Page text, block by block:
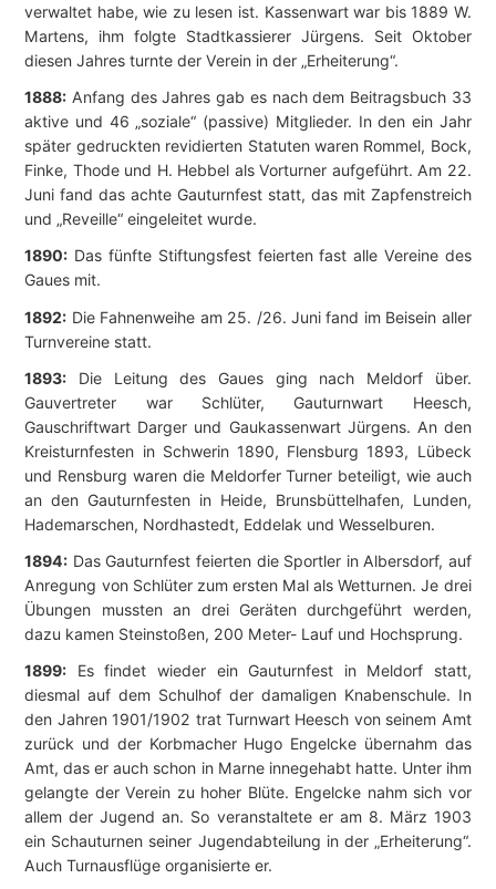
verwaltet habe, wie zu lesen ist. Kassenwart war bis 1889 W.
Martens, ihm folgte Stadtkassierer Jürgens. Seit Oktober
diesen Jahres turnte der Verein in der „Erheiterung“.
1888: Anfang des Jahres gab es nach dem Beitragsbuch 33
aktive und 46 „soziale“ (passive) Mitglieder. In den ein Jahr
später gedruckten revidierten Statuten waren Rommel, Bock,
Finke, Thode und H. Hebbel als Vorturner aufgeführt. Am 22.
Juni fand das achte Gauturnfest statt, das mit Zapfenstreich
und „Reveille“ eingeleitet wurde.
1890: Das fünfte Stiftungsfest feierten fast alle Vereine des
Gaues mit.
1892: Die Fahnenweihe am 25. /26. Juni fand im Beisein aller
Turnvereine statt.
1893: Die Leitung des Gaues ging nach Meldorf über.
Gauvertreter war Schlüter, Gauturnwart Heesch,
Gauschriftwart Darger und Gaukassenwart Jürgens. An den
Kreisturnfesten in Schwerin 1890, Flensburg 1893, Lübeck
und Rensburg waren die Meldorfer Turner beteiligt, wie auch
an den Gauturnfesten in Heide, Brunsbüttelhafen, Lunden,
Hademarschen, Nordhastedt, Eddelak und Wesselburen.
1894: Das Gauturnfest feierten die Sportler in Albersdorf, auf
Anregung von Schlüter zum ersten Mal als Wetturnen. Je drei
Übungen mussten an drei Geräten durchgeführt werden,
dazu kamen Steinstoßen, 200 Meter- Lauf und Hochsprung.
1899: Es findet wieder ein Gauturnfest in Meldorf statt,
diesmal auf dem Schulhof der damaligen Knabenschule. In
den Jahren 1901/1902 trat Turnwart Heesch von seinem Amt
zurück und der Korbmacher Hugo Engelcke übernahm das
Amt, das er auch schon in Marne innegehabt hatte. Unter ihm
gelangte der Verein zu hoher Blüte. Engelcke nahm sich vor
allem der Jugend an. So veranstaltete er am 8. März 1903
ein Schauturnen seiner Jugendabteilung in der „Erheiterung“.
Auch Turnausflüge organisierte er.